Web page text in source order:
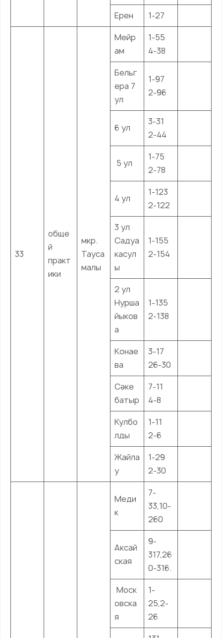
Ерен
1-27
33
обще
й
практ
ики
мкр.
Тауса
малы
Мейр
ам
1-55
4-38
Бельг
ера 7
ул
1-97
2-96
6 ул
3-31
2-44
5 ул
1-75
2-78
4 ул
1-123
2-122
3 ул
Садуа
касул
ы
1-155
2-154
2 ул
Нурша
йыков
а
1-135
2-138
Конае
ва
3-17
26-30
Сәке
батыр
7-11
4-8
Кулбо
лды
1-11
2-6
Жайла
у
1-29
2-30
Меди
к
7-
33,10-
260
Аксай
ская
9-
317,26
0-316.
Моск
овска
я
1-
25,2-
26